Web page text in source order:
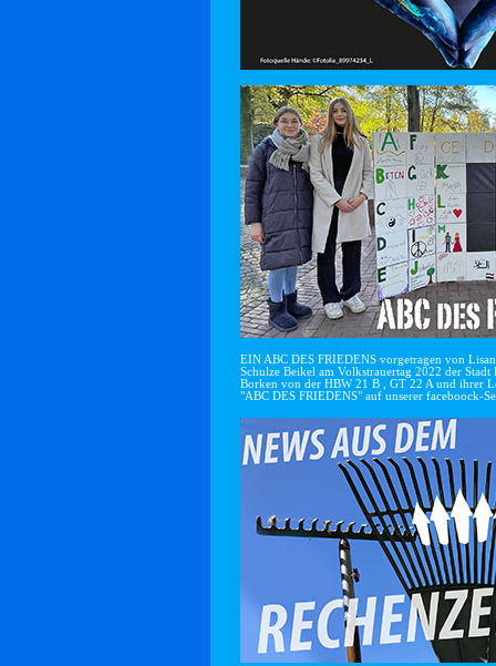
EIN ABC DES FRIEDENS vorgetragen von
Schulze Beikel am Volkstrauertag 2022 der
Borken von der HBW 21 B , GT 22 A und ihrer
"ABC DES FRIEDENS" auf unserer faceboock-